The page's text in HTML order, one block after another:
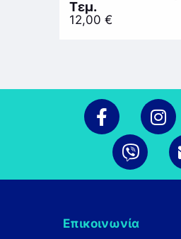
Τεμ.
12,00 €
Επικοινωνία